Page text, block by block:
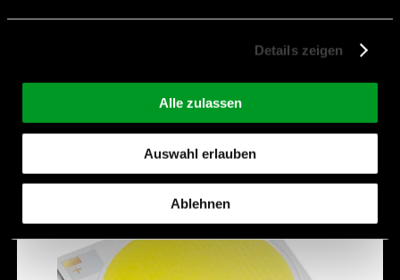
Details zeigen
Alle zulassen
Auswahl erlauben
Ablehnen
Hersteller:Citizen Electronics
CLU058-1825C4-50AL7M4-F1